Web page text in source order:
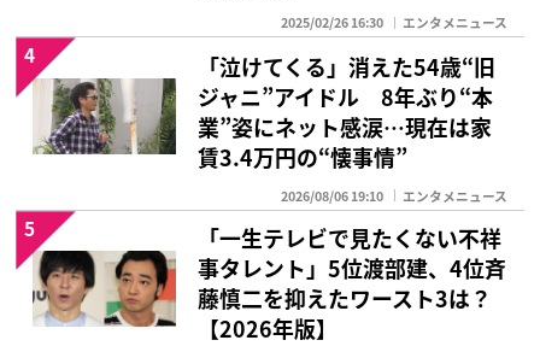
2025/02/26 16:30 エンタメニュース
「泣けてくる」消えた54歳“旧
ジャニ”アイドル 8年ぶり“本
業”姿にネット感涙…現在は家
賃3.4万円の“懐事情”
2026/08/06 19:10 エンタメニュース
4
「一生テレビで見たくない不祥
事タレント」5位渡部建、4位斉
藤慎二を抑えたワースト3は？
【2026年版】
5